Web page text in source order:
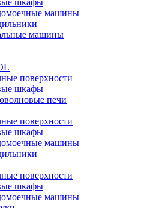
шкафы
машины
машины
поверхности
шкафы
печи
поверхности
шкафы
машины
поверхности
шкафы
машины